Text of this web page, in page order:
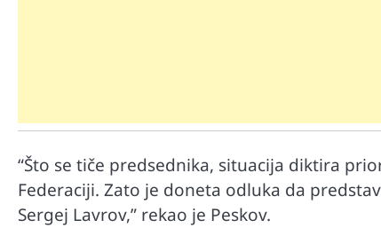
“Što se tiče predsednika, situacija diktira
Federaciji. Zato je doneta odluka da
Sergej Lavrov,” rekao je Peskov.
Međunarodni dan voća –
poslastice, ali